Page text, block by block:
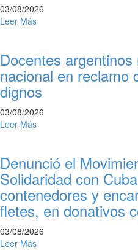
03/08/2026
Leer Más
Docentes
nacional en reclamo
dignos
03/08/2026
Leer Más
Denunció el
Solidaridad con
contenedores y
fletes, en donativos
03/08/2026
Leer Más